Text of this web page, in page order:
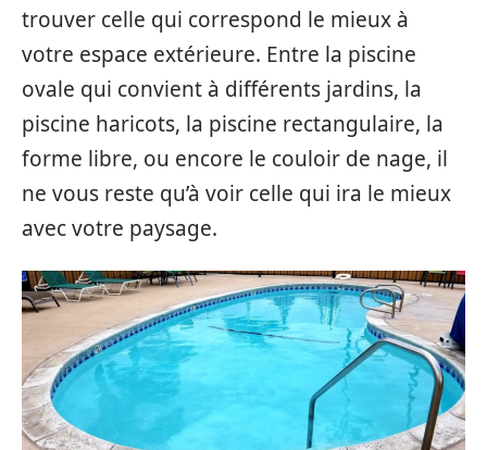
trouver celle qui correspond le mieux à
votre espace extérieure. Entre la piscine
ovale qui convient à différents jardins, la
piscine haricots, la piscine rectangulaire, la
forme libre, ou encore le couloir de nage, il
ne vous reste qu’à voir celle qui ira le mieux
avec votre paysage.